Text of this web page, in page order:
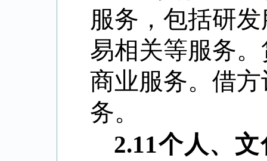
服务，包括研
易相关等服务
商业服务。借
务。
2.11个人、